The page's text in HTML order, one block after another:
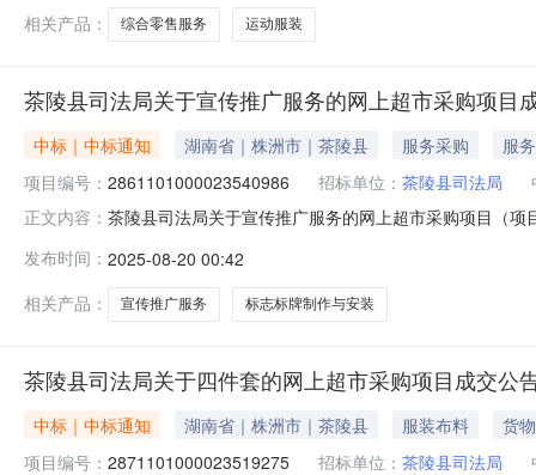
相关产品：
综合零售服务 运动服装
茶陵县司法局关于宣传推广服务的网上超市采购项目
中标｜中标通知 湖南省｜株洲市｜茶陵县 服务采购
服务
项目编号： 2861101000023540986 招标单位： 茶陵县司法局
正文内容： 茶陵县司法局关于宣传推广服务的网上超市采购项目（
市茶陵县报价起止时间:-二、采购单位信息采购单位名称
发布时间： 2025-08-20 00:42
相关产品：
宣传推广服务 标志标牌制作与安装
茶陵县司法局关于四件套的网上超市采购项目成交公
中标｜中标通知 湖南省｜株洲市｜茶陵县 服装布料
货物
项目编号： 2871101000023519275 招标单位： 茶陵县司法局